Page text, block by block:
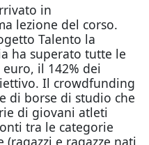
in
lezione del corso.
Talento la
ha superato tutte le
il 142% dei
Il crowdfunding
di borse di studio che
di giovani atleti
tra le categorie
(ragazzi e ragazze nati